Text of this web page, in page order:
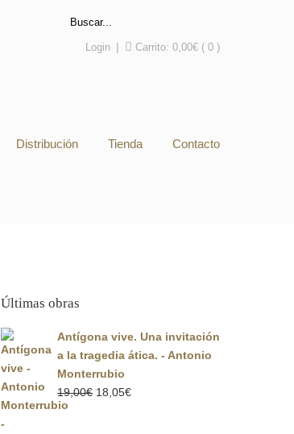
Login Carrito: 0,00€ ( 0 )
Distribución Tienda Contacto
Últimas obras
Antígona vive. Una invitación
a la tragedia ática. - Antonio
Monterrubio
19,00€ El
18,05€El